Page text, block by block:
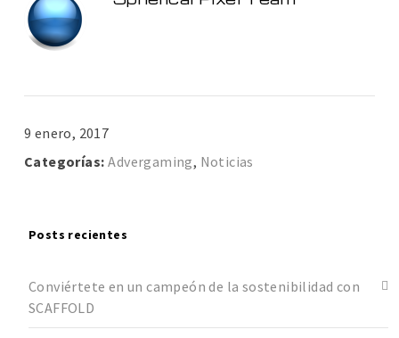
9 enero, 2017
Categorías: Advergaming, Noticias
Posts recientes
Conviértete en un campeón de la sostenibilidad con
SCAFFOLD